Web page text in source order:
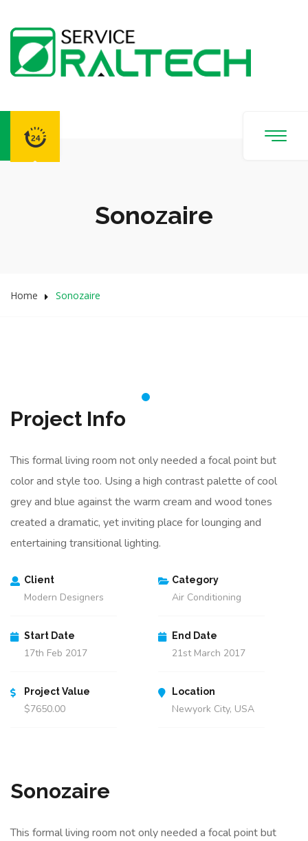
Sonozaire
Home Sonozaire
Project Info
This formal living room not only needed a focal point but
color and style too. Using a high contrast palette of cool
grey and blue against the warm cream and wood tones
created a dramatic, yet inviting place for lounging and
entertaining transitional lighting.
Client
Modern Designers
Category
Air Conditioning
Start Date
17th Feb 2017
End Date
21st March 2017
Project Value
$7650.00
Location
Newyork City, USA
Sonozaire
This formal living room not only needed a focal point but